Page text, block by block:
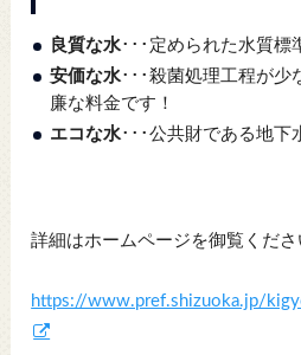
良質な水･･･定められた水質標
安価な水･･･殺菌処理工程が少
廉な料金です！
エコな水･･･公共財である地下
詳細はホームページを御覧くださ
https://www.pref.shizuoka.jp/